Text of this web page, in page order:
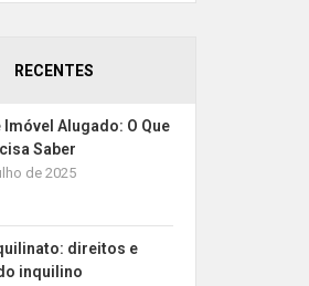
RECENTES
Imóvel Alugado: O Que
Saber
de 2025
direitos e
inquilino